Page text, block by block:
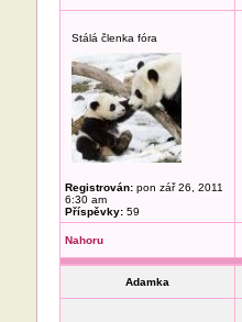
Stálá členka fóra
Registrován:pon zář 26, 2011
6:30 am
Příspěvky:59
Nahoru
Adamka